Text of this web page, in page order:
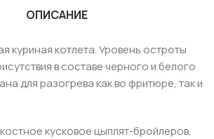
ОПИСАНИЕ
куриная котлета. Уровень остроты
в составе черного и белого
для разогрева как во фритюре, так и
кусковое цыплят-бройлеров,